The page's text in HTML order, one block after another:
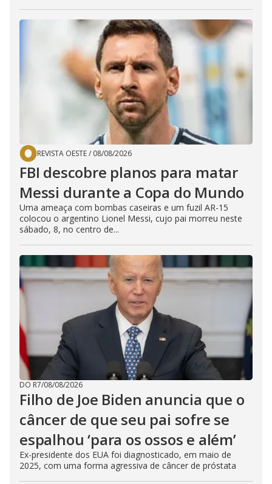
REVISTA OESTE/ 08/08/2026
FBI descobre planos para matar
Messi durante a Copa do Mundo
Uma ameaça com bombas caseiras e um fuzil AR-15
colocou o argentino Lionel Messi, cujo pai morreu neste
sábado, 8, no centro de...
DO R7/08/08/2026
Filho de Joe Biden anuncia que o
câncer de que seu pai sofre se
espalhou ‘para os ossos e além’
Ex-presidente dos EUA foi diagnosticado, em maio de
2025, com uma forma agressiva de câncer de próstata